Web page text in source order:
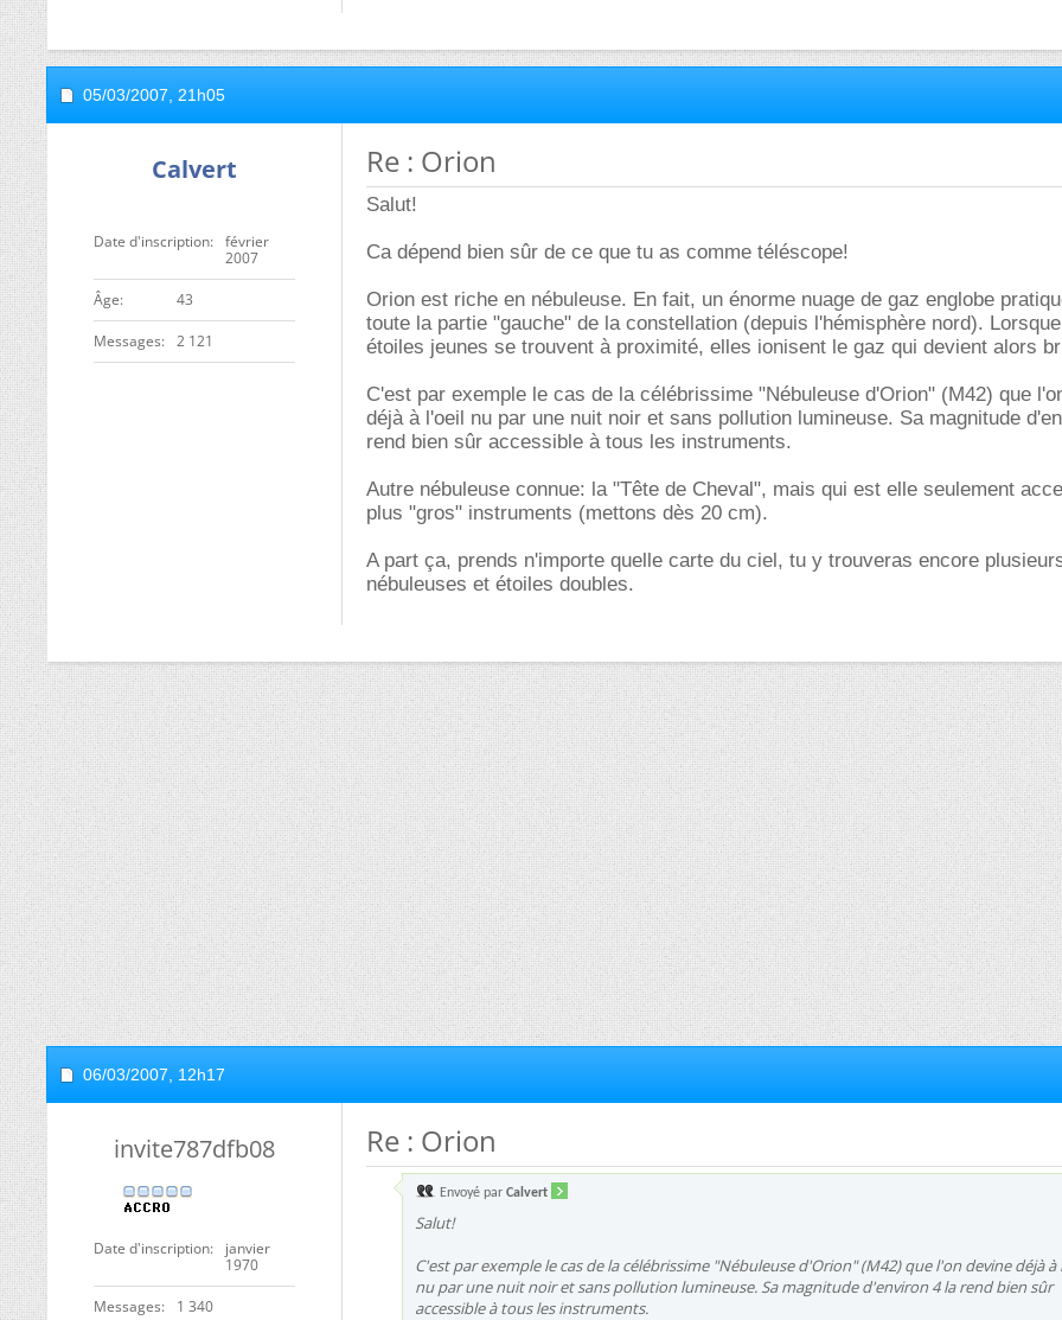
05/03/2007, 21h05
Calvert
Date d'inscription
février
2007
ge 43
Messages 2 121
Re : Orion
Salut!
Ca dépend bien sûr de ce que tu as comme téléscope!
Orion est riche en nébuleuse. En fait, un énorme nuage de gaz englobe
toute la partie "gauche" de la constellation (depuis l'hémisphère nord).
étoiles jeunes se trouvent à proximité, elles ionisent le gaz qui devient alors
C'est par exemple le cas de la célébrissime "Nébuleuse d'Orion" (M42) que
déjà à l'oeil nu par une nuit noir et sans pollution lumineuse. Sa magnitude
rend bien sûr accessible à tous les instruments.
Autre nébuleuse connue: la "Tête de Cheval", mais qui est elle seulement
plus "gros" instruments (mettons dès 20 cm).
A part ça, prends n'importe quelle carte du ciel, tu y trouveras encore
nébuleuses et étoiles doubles.
06/03/2007, 12h17
invite787dfb08
Date d'inscription
janvier
1970
Messages 1 340
Re : Orion
Envoyé par Calvert
Salut!
C'est par exemple le cas de la célébrissime "Nébuleuse d'Orion" (M42) que l'on devine déjà à
nu par une nuit noir et sans pollution lumineuse. Sa magnitude d'environ 4 la rend bien sûr
accessible à tous les instruments.